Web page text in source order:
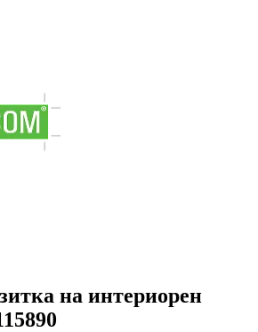
на интериорен